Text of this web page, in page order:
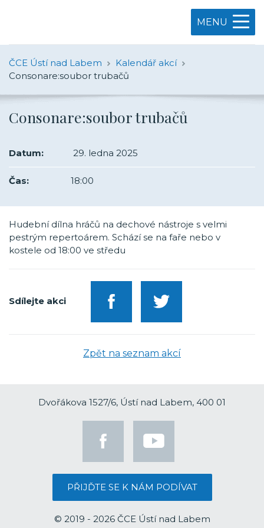
MENU
ČCE Ústí nad Labem
Kalendář akcí
Consonare:soubor trubačů
Consonare:soubor trubačů
Datum: 29. ledna 2025
Čas: 18:00
Hudební dílna hráčů na dechové nástroje s velmi
pestrým repertoárem. Schází se na faře nebo v
kostele od 18:00 ve středu
Sdílejte akci
Zpět na seznam akcí
Dvořákova 1527/6, Ústí nad Labem, 400 01
PŘIJĎTE SE K NÁM PODÍVAT
© 2019 - 2026 ČCE Ústí nad Labem